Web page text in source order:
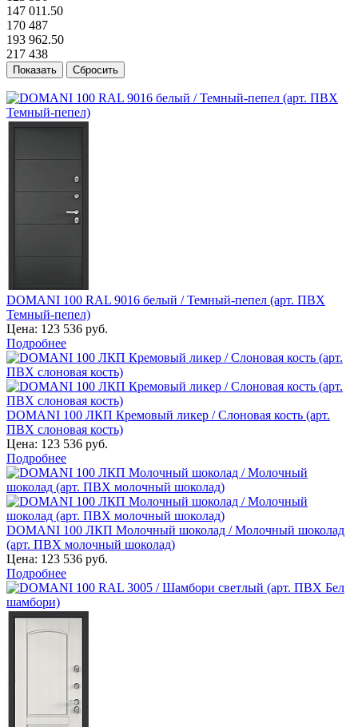
147 011.50
170 487
193 962.50
217 438
DOMANI 100 RAL 9016 белый / Темный-пепел (арт. ПВХ
Темный-пепел)
Цена: 123 536 руб.
Подробнее
DOMANI 100 ЛКП Кремовый ликер / Слоновая кость (арт.
ПВХ слоновая кость)
Цена: 123 536 руб.
Подробнее
DOMANI 100 ЛКП Молочный шоколад / Молочный шоколад
(арт. ПВХ молочный шоколад)
Цена: 123 536 руб.
Подробнее